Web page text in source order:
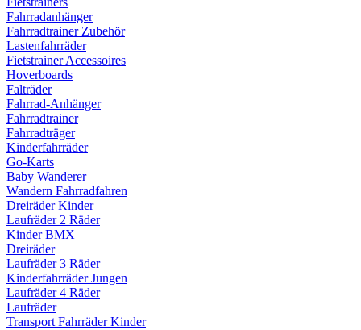
Fahrradanhänger
Fahrradtrainer Zubehör
Lastenfahrräder
Fietstrainer Accessoires
Hoverboards
Falträder
Fahrrad-Anhänger
Fahrradtrainer
Fahrradträger
Kinderfahrräder
Go-Karts
Baby Wanderer
Wandern Fahrradfahren
Dreiräder Kinder
Laufräder 2 Räder
Kinder BMX
Dreiräder
Laufräder 3 Räder
Kinderfahrräder Jungen
Laufräder 4 Räder
Laufräder
Transport Fahrräder Kinder